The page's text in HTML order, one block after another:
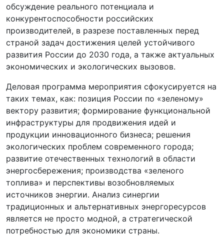
обсуждение реального потенциала и
конкурентоспособности российских
производителей, в разрезе поставленных перед
страной задач достижения целей устойчивого
развития России до 2030 года, а также актуальных
экономических и экологических вызовов.
Деловая программа мероприятия сфокусируется на
таких темах, как: позиция России по «зеленому»
вектору развития; формирование функциональной
инфраструктуры для продвижения идей и
продукции инновационного бизнеса; решения
экологических проблем современного города;
развитие отечественных технологий в области
энергосбережения; производства «зеленого
топлива» и перспективы возобновляемых
источников энергии. Анализ синергии
традиционных и альтернативных энергоресурсов
является не просто модной, а стратегической
потребностью для экономики страны.